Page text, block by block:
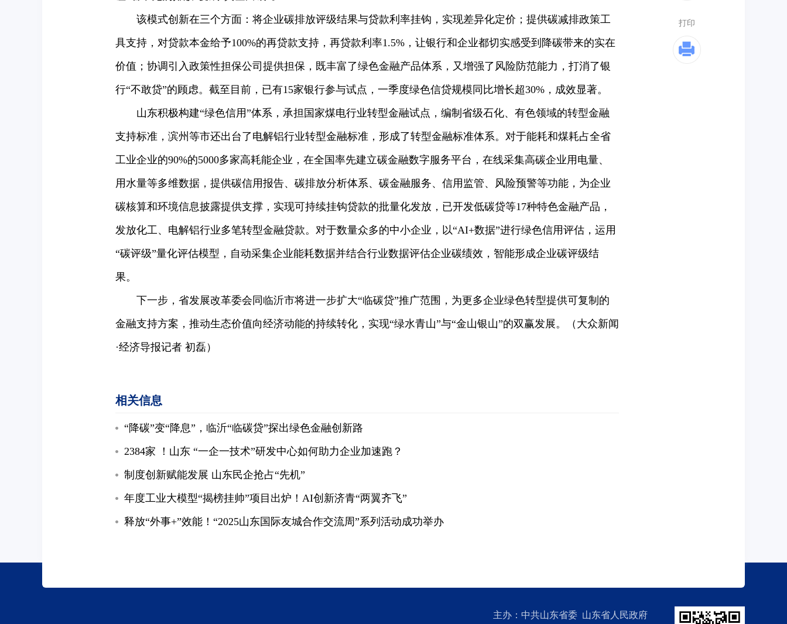
该模式创新在三个方面：将企业碳排放评级结果与贷款利率挂钩，实现差异化定价；提供碳减排政策工
具支持，对贷款本金给予100%的再贷款支持，再贷款利率1.5%，让银行和企业都切实感受到降碳带来的实在
价值；协调引入政策性担保公司提供担保，既丰富了绿色金融产品体系，又增强了风险防范能力，打消了银
行“不敢贷”的顾虑。截至目前，已有15家银行参与试点，一季度绿色信贷规模同比增长超30%，成效显著。
山东积极构建“绿色信用”体系，承担国家煤电行业转型金融试点，编制省级石化、有色领域的转型金融
支持标准，滨州等市还出台了电解铝行业转型金融标准，形成了转型金融标准体系。对于能耗和煤耗占全省
工业企业的90%的5000多家高耗能企业，在全国率先建立碳金融数字服务平台，在线采集高碳企业用电量、
用水量等多维数据，提供碳信用报告、碳排放分析体系、碳金融服务、信用监管、风险预警等功能，为企业
碳核算和环境信息披露提供支撑，实现可持续挂钩贷款的批量化发放，已开发低碳贷等17种特色金融产品，
发放化工、电解铝行业多笔转型金融贷款。对于数量众多的中小企业，以“AI+数据”进行绿色信用评估，运用
“碳评级”量化评估模型，自动采集企业能耗数据并结合行业数据评估企业碳绩效，智能形成企业碳评级结
果。
下一步，省发展改革委会同临沂市将进一步扩大“临碳贷”推广范围，为更多企业绿色转型提供可复制的
金融支持方案，推动生态价值向经济动能的持续转化，实现“绿水青山”与“金山银山”的双赢发展。（大众新闻
·经济导报记者 初磊）
相关信息
“降碳”变“降息”，临沂“临碳贷”探出绿色金融创新路
2384家 ！山东 “一企一技术”研发中心如何助力企业加速跑？
制度创新赋能发展 山东民企抢占“先机”
年度工业大模型“揭榜挂帅”项目出炉！AI创新济青“两翼齐飞”
释放“外事+”效能！“2025山东国际友城合作交流周”系列活动成功举办
打印
主办：中共山东省委 山东省人民政府